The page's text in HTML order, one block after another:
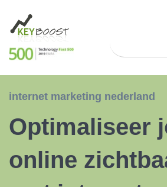
internet marketing nederland
Optimaliseer
online